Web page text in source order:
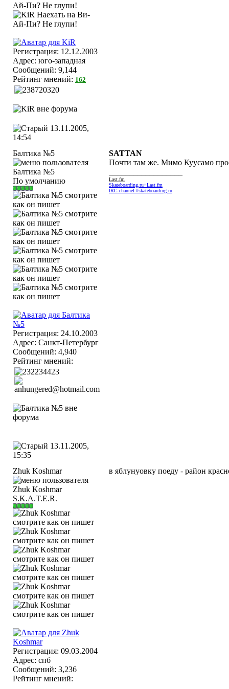
Регистрация: 12.12.2003
Адрес: юго-западная
Сообщений: 9,144
Рейтинг мнений: 162
13.11.2005,
14:54
Балтика №5
По умолчанию
Регистрация: 24.10.2003
Адрес: Санкт-Петербург
Сообщений: 4,940
Рейтинг мнений:
SATTAN
Почти там же. Мимо Куусамо
Last.fm
Skateboarding.ru+Last.fm
IRC channel #skateboarding.ru
13.11.2005,
15:35
Zhuk Koshmar
S.K.A.T.E.R.
Регистрация: 09.03.2004
Адрес: спб
Сообщений: 3,236
Рейтинг мнений:
в яблунуовку поеду - район